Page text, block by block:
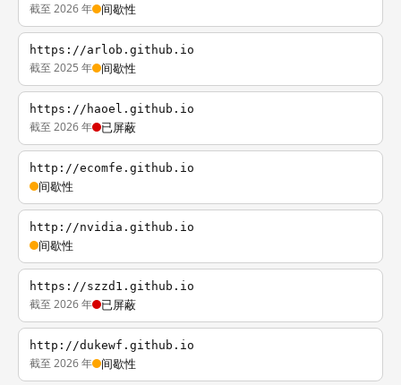
截至 2026 年 间歇性
https://arlob.github.io
截至 2025 年 间歇性
https://haoel.github.io
截至 2026 年 已屏蔽
http://ecomfe.github.io
间歇性
http://nvidia.github.io
间歇性
https://szzd1.github.io
截至 2026 年 已屏蔽
http://dukewf.github.io
截至 2026 年 间歇性